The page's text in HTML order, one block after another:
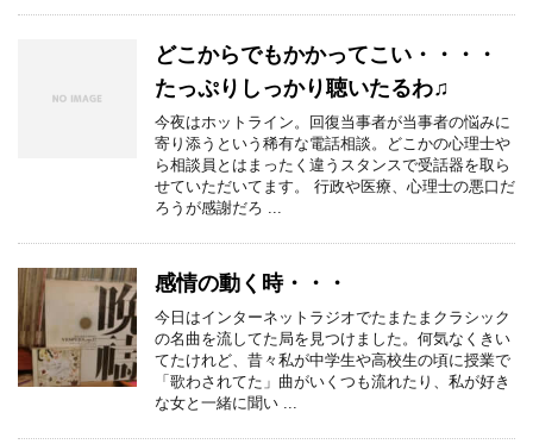
どこからでもかかってこい・・・・
たっぷりしっかり聴いたるわ♫
今夜はホットライン。回復当事者が当事者の悩みに
寄り添うという稀有な電話相談。どこかの心理士や
ら相談員とはまったく違うスタンスで受話器を取ら
せていただいてます。 行政や医療、心理士の悪口だ
ろうが感謝だろ ...
感情の動く時・・・
今日はインターネットラジオでたまたまクラシック
の名曲を流してた局を見つけました。何気なくきい
てたけれど、昔々私が中学生や高校生の頃に授業で
「歌わされてた」曲がいくつも流れたり、私が好き
な女と一緒に聞い ...